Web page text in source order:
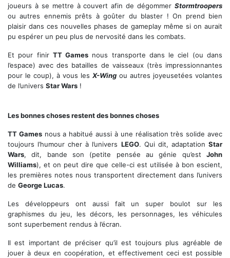
joueurs à se mettre à couvert afin de dégommer Stormtroopers
ou autres ennemis prêts à goûter du blaster ! On prend bien
plaisir dans ces nouvelles phases de gameplay même si on aurait
pu espérer un peu plus de nervosité dans les combats.
Et pour finir TT Games nous transporte dans le ciel (ou dans
l’espace) avec des batailles de vaisseaux (très impressionnantes
pour le coup), à vous les X-Wing ou autres joyeusetées volantes
de l’univers Star Wars !
Les bonnes choses restent des bonnes choses
TT Gamesnous a habitué aussi à une réalisation très solide avec
toujours l’humour cher à l’univers LEGO. Qui dit, adaptationStar
Wars, dit, bande son (petite pensée au génie qu’est John
Williams), et on peut dire que celle-ci est utilisée à bon escient,
les premières notes nous transportent directement dans l’univers
de George Lucas.
Les développeurs ont aussi fait un super boulot sur les
graphismes du jeu, les décors, les personnages, les véhicules
sont superbement rendus à l’écran.
Il est important de préciser qu’il est toujours plus agréable de
jouer à deux en coopération, et effectivement ceci est possible